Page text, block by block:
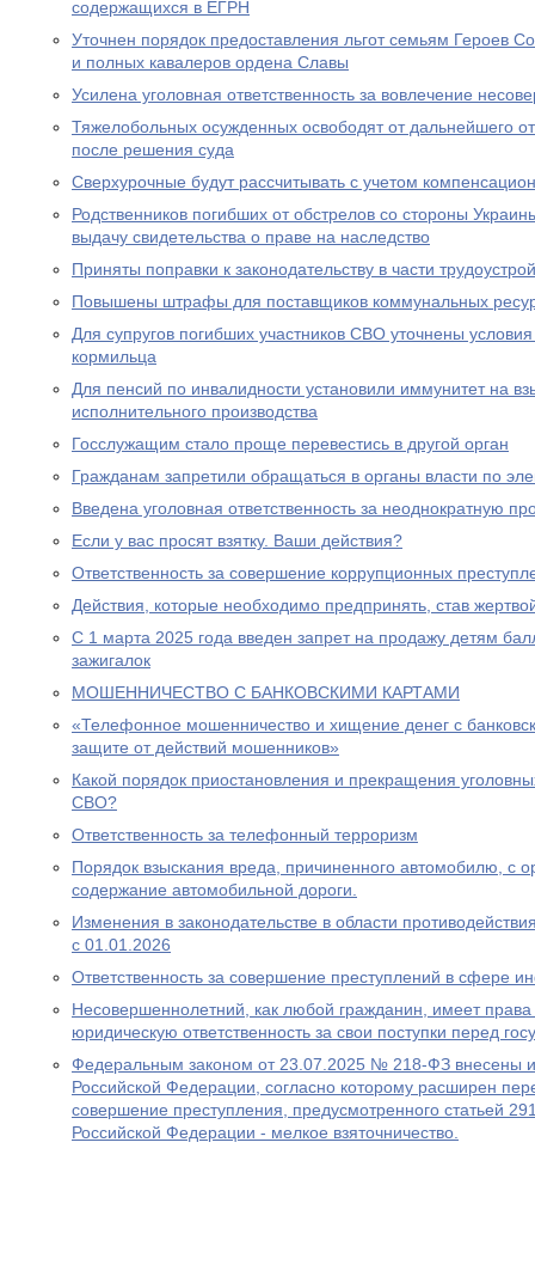
содержащихся в ЕГРН
Уточнен порядок предоставления льгот семьям Героев
и полных кавалеров ордена Славы
Усилена уголовная ответственность за вовлечение
Тяжелобольных осужденных освободят от дальнейшего
после решения суда
Сверхурочные будут рассчитывать с учетом
Родственников погибших от обстрелов со стороны
выдачу свидетельства о праве на наследство
Приняты поправки к законодательству в части
Повышены штрафы для поставщиков коммунальных
Для супругов погибших участников СВО уточнены
кормильца
Для пенсий по инвалидности установили иммунитет на
исполнительного производства
Госслужащим стало проще перевестись в другой орган
Гражданам запретили обращаться в органы власти по
Введена уголовная ответственность за неоднократную
Если у вас просят взятку. Ваши действия?
Ответственность за совершение коррупционных
Действия, которые необходимо предпринять, став
С 1 марта 2025 года введен запрет на продажу детям
зажигалок
МОШЕННИЧЕСТВО С БАНКОВСКИМИ КАРТАМИ
«Телефонное мошенничество и хищение денег с
защите от действий мошенников»
Какой порядок приостановления и прекращения
СВО?
Ответственность за телефонный терроризм
Порядок взыскания вреда, причиненного автомобилю, с
содержание автомобильной дороги.
Изменения в законодательстве в области
с 01.01.2026
Ответственность за совершение преступлений в сфере
Несовершеннолетний, как любой гражданин, имеет права
юридическую ответственность за свои поступки перед
Федеральным законом от 23.07.2025 № 218-ФЗ внесены
Российской Федерации, согласно которому расширен
совершение преступления, предусмотренного статьей
Российской Федерации - мелкое взяточничество.